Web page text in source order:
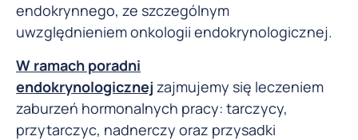
endokrynnego, ze szczególnym
uwzględnieniem onkologii endokrynologicznej.
W ramach poradni
endokrynologicznej zajmujemy się leczeniem
zaburzeń hormonalnych pracy: tarczycy,
przytarczyc, nadnerczy oraz przysadki